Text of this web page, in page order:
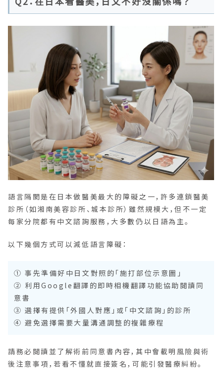
語言隔閡是在日本做醫美最大的障礙之一，許多連鎖醫美
診所（如湘南美容診所、城本診所）雖然規模大，但不一定
每家分院都有中文諮詢服務，大多數仍以日語為主。
以下幾個方式可以減低語言障礙：
① 事先準備好中日文對照的「施打部位示意圖」
② 利用Google翻譯的即時相機翻譯功能協助閱讀同
意書
③ 選擇有提供「外國人對應」或「中文諮詢」的診所
④ 避免選擇需要大量溝通調整的複雜療程
請務必閱讀並了解術前同意書內容，其中會載明風險與術
後注意事項，若看不懂就直接簽名，可能引發醫療糾紛。